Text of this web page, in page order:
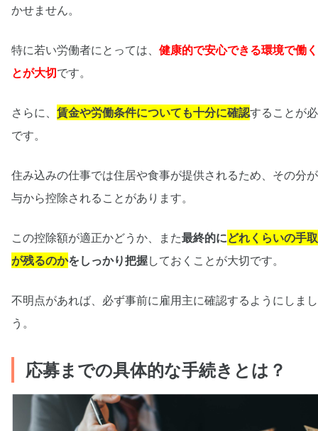
かせません。
特に若い労働者にとっては、 健康的で安心できる環境で働
とが大切です。
さらに、 賃金や労働条件についても十分に確認することが
です。
住み込みの仕事では住居や食事が提供されるため、その分
与から控除されることがあります。
この控除額が適正かどうか、また最終的にどれくらいの手
が残るのかをしっかり把握しておくことが大切です。
不明点があれば、必ず事前に雇用主に確認するようにしま
う。
応募までの具体的な手続きとは？